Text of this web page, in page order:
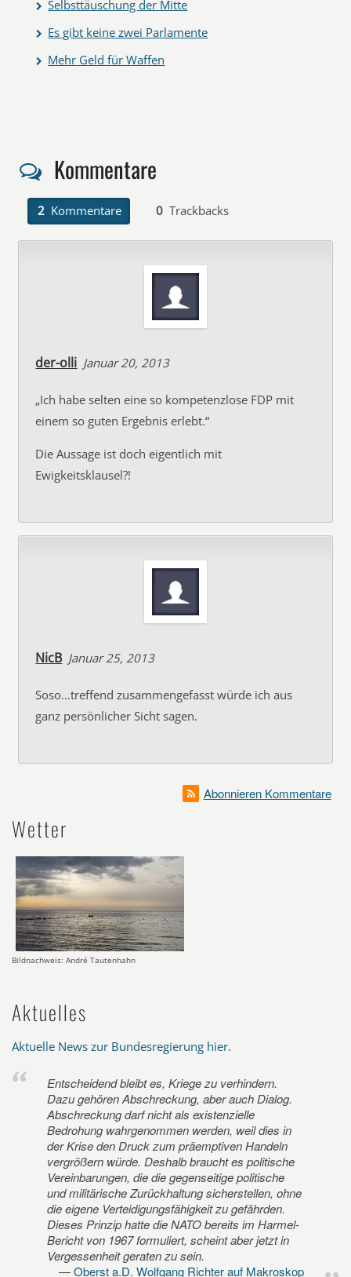
Selbsttäuschung der Mitte
Es gibt keine zwei Parlamente
Mehr Geld für Waffen
Kommentare
2 Kommentare 0 Trackbacks
der-olli Januar 20, 2013
„Ich habe selten eine so kompetenzlose FDP mit
einem so guten Ergebnis erlebt.“
Die Aussage ist doch eigentlich mit
Ewigkeitsklausel?!
NicB Januar 25, 2013
Soso…treffend zusammengefasst würde ich aus
ganz persönlicher Sicht sagen.
Abonnieren Kommentare
Wetter
Bildnachweis: André Tautenhahn
Aktuelles
Aktuelle News zur Bundesregierung hier.
Entscheidend bleibt es, Kriege zu verhindern.
Dazu gehören Abschreckung, aber auch Dialog.
Abschreckung darf nicht als existenzielle
Bedrohung wahrgenommen werden, weil dies in
der Krise den Druck zum präemptiven Handeln
vergrößern würde. Deshalb braucht es politische
Vereinbarungen, die die gegenseitige politische
und militärische Zurückhaltung sicherstellen, ohne
die eigene Verteidigungsfähigkeit zu gefährden.
Dieses Prinzip hatte die NATO bereits im Harmel-
Bericht von 1967 formuliert, scheint aber jetzt in
Vergessenheit geraten zu sein.
Oberst a.D. Wolfgang Richter auf Makroskop